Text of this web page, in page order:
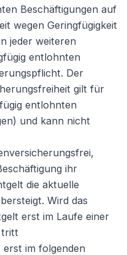
Beschäftigungen auf
wegen Geringfügigkeit
jeder weiteren
entlohnten
Der
gilt für
entlohnten
und kann nicht
ihr
die aktuelle
Wird das
erst im Laufe einer
tritt
im folgenden